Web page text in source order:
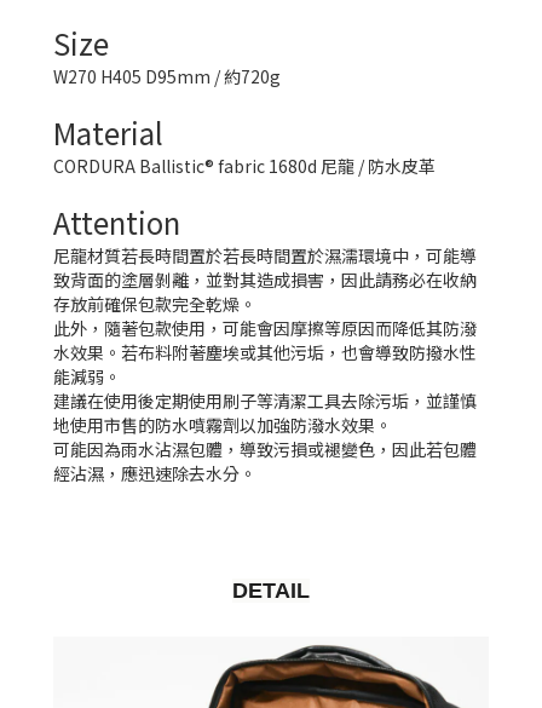
Size
W270 H405 D95mm / 約720g
Material
CORDURA Ballistic® fabric 1680d 尼龍 / 防水皮革
Attention
尼龍材質若長時間置於若長時間置於濕濡環境中，可能導
致背面的塗層剝離，並對其造成損害，因此請務必在收納
存放前確保包款完全乾燥。
此外，隨著包款使用，可能會因摩擦等原因而降低其防潑
水效果。若布料附著塵埃或其他污垢，也會導致防撥水性
能減弱。
建議在使用後定期使用刷子等清潔工具去除污垢，並謹慎
地使用市售的防水噴霧劑以加強防潑水效果。
可能因為雨水沾濕包體，導致污損或褪變色，因此若包體
經沾濕，應迅速除去水分。
DETAIL